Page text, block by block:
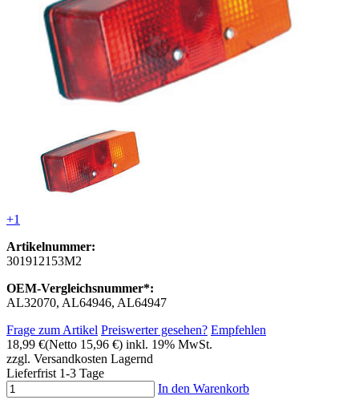
+1
Artikelnummer:
301912153M2
OEM-Vergleichsnummer*:
AL32070, AL64946, AL64947
Frage zum Artikel Preiswerter gesehen? Empfehlen
18,99 €(Netto 15,96 €) inkl. 19% MwSt.
zzgl. Versandkosten Lagernd
Lieferfrist 1-3 Tage
In den Warenkorb